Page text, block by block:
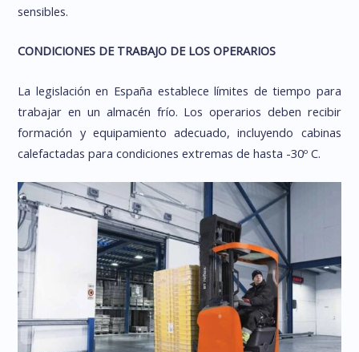
sensibles.
CONDICIONES DE TRABAJO DE LOS OPERARIOS
La legislación en España establece límites de tiempo para
trabajar en un almacén frío. Los operarios deben recibir
formación y equipamiento adecuado, incluyendo cabinas
calefactadas para condiciones extremas de hasta -30º C.